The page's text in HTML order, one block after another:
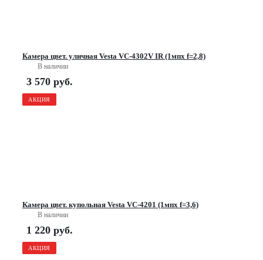
Камера цвет. уличная Vesta VC-4302V IR (1мпх f=2,8)
В наличии
3 570 руб.
АКЦИЯ
Камера цвет. купольная Vesta VC-4201 (1мпх f=3,6)
В наличии
1 220 руб.
АКЦИЯ